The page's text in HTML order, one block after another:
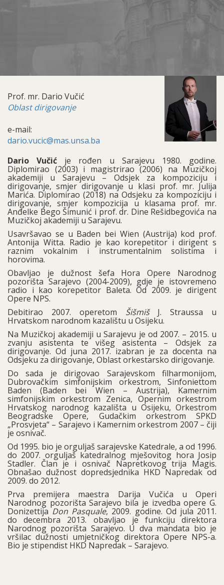
Prof. mr. Dario Vučić
Oblast dirigovanje
e-mail:
dario.vucic@mas.unsa.ba
Dario Vučić je rođen u Sarajevu 1980. godine.
Diplomirao (2003) i magistrirao (2006) na Muzičkoj
akademiji u Sarajevu – Odsjek za kompoziciju i
dirigovanje, smjer dirigovanje u klasi prof. mr. Julija
Marića. Diplomirao (2018) na Odsjeku za kompoziciju i
dirigovanje, smjer kompozicija u klasama prof. mr.
Anđelke Bego Šimunić i prof. dr. Dine Rešidbegovića na
Muzičkoj akademiji u Sarajevu.
Usavršavao se u Baden bei Wien (Austrija) kod prof.
Antonija Witta. Radio je kao korepetitor i dirigent s
raznim vokalnim i instrumentalnim solistima i
horovima.
Obavljao je dužnost šefa Hora Opere Narodnog
pozorišta Sarajevo (2004-2009), gdje je istovremeno
radio i kao korepetitor Baleta. Od 2009. je dirigent
Opere NPS.
Debitirao 2007. operetom Šišmiš J. Straussa u
Hrvatskom narodnom kazalištu u Osijeku.
Na Muzičkoj akademiji u Sarajevu je od 2007. – 2015. u
zvanju asistenta te višeg asistenta – Odsjek za
dirigovanje. Od juna 2017. izabran je za docenta na
Odsjeku za dirigovanje, Oblast orkestarsko dirigovanje.
Do sada je dirigovao Sarajevskom filharmonijom,
Dubrovačkim simfonijskim orkestrom, Sinfoniettom
Baden (Baden bei Wien – Austrija), Kamernim
simfonijskim orkestrom Zenica, Opernim orkestrom
Hrvatskog narodnog kazališta u Osijeku, Orkestrom
Beogradske Opere, Gudačkim orkestrom SPKD
„Prosvjeta“ – Sarajevo i Kamernim orkestrom 2007 – čiji
je osnivač.
Od 1995. bio je orguljaš sarajevske Katedrale, a od 1996.
do 2007. orguljaš katedralnog mješovitog hora Josip
Stadler. Član je i osnivač Napretkovog trija Magis.
Obnašao dužnost dopredsjednika HKD Napredak od
2009. do 2012.
Prva premijera maestra Darija Vučića u Operi
Narodnog pozorišta Sarajevo bila je izvedba opere G.
DonizettijaDon Pasquale, 2009. godine. Od jula 2011.
do decembra 2013. obavljao je funkciju direktora
Narodnog pozorišta Sarajevo. U dva mandata bio je
vršilac dužnosti umjetničkog direktora Opere NPS-a.
Bio je stipendist HKD Napredak – Sarajevo.